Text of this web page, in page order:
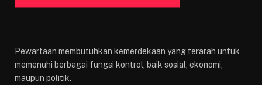
Pewartaan membutuhkan kemerdekaan yang terarah untuk
memenuhi berbagai fungsi kontrol, baik sosial, ekonomi,
maupun politik.